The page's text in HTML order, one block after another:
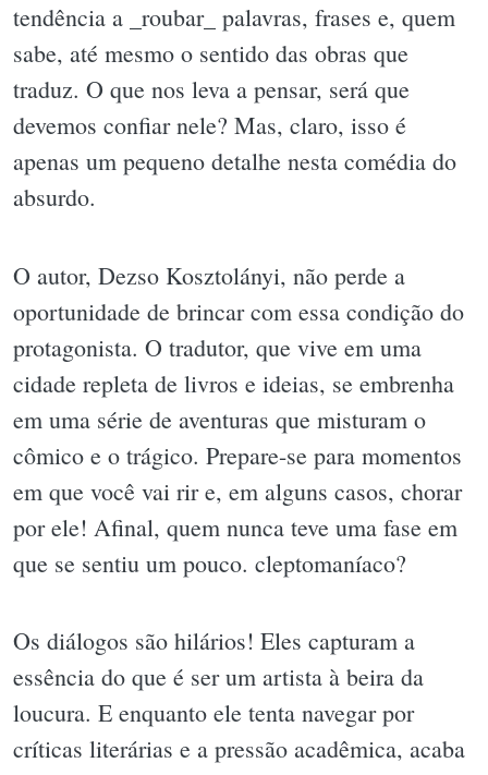
tendência a _roubar_ palavras, frases e, quem
sabe, até mesmo o sentido das obras que
traduz. O que nos leva a pensar, será que
devemos confiar nele? Mas, claro, isso é
apenas um pequeno detalhe nesta comédia do
absurdo.
O autor, Dezso Kosztolányi, não perde a
oportunidade de brincar com essa condição do
protagonista. O tradutor, que vive em uma
cidade repleta de livros e ideias, se embrenha
em uma série de aventuras que misturam o
cômico e o trágico. Prepare-se para momentos
em que você vai rir e, em alguns casos, chorar
por ele! Afinal, quem nunca teve uma fase em
que se sentiu um pouco. cleptomaníaco?
Os diálogos são hilários! Eles capturam a
essência do que é ser um artista à beira da
loucura. E enquanto ele tenta navegar por
críticas literárias e a pressão acadêmica, acaba